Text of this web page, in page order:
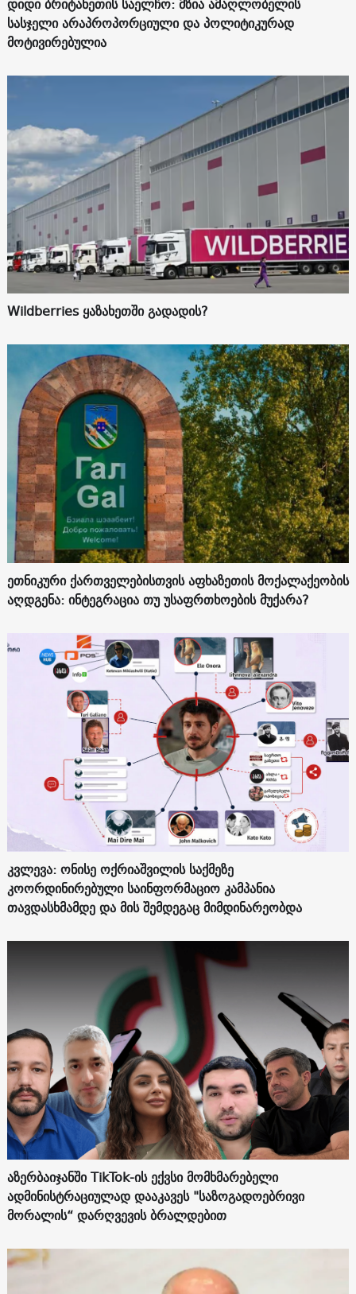
სასჯელი არაპროპორციული და პოლიტიკურად
მოტივირებულია
Wildberries ყაზახეთში გადადის?
ეთნიკური ქართველებისთვის აფხაზეთის მოქალაქეობის
აღდგენა: ინტეგრაცია თუ უსაფრთხოების მუქარა?
კვლევა: ონისე ოქრიაშვილის საქმეზე
კოორდინირებული საინფორმაციო კამპანია
თავდასხმამდე და მის შემდეგაც მიმდინარეობდა
აზერბაიჯანში TikTok-ის ექვსი მომხმარებელი
ადმინისტრაციულად დააკავეს "საზოგადოებრივი
მორალის“ დარღვევის ბრალდებით